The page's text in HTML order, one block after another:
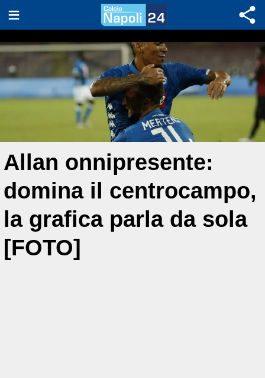
Allan onnipresente:
domina il centrocampo,
la grafica parla da sola
[FOTO]